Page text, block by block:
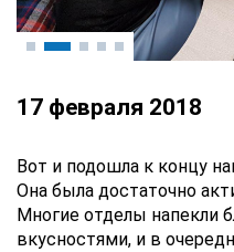
17 февраля 2018
Вот и подошла к концу
Она была достаточно
Многие отделы напекли
вкусностями, и в